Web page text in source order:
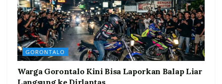
GORONTALO
Warga Gorontalo Kini Bisa Laporkan Balap Liar
Langsung ke Dirlantas